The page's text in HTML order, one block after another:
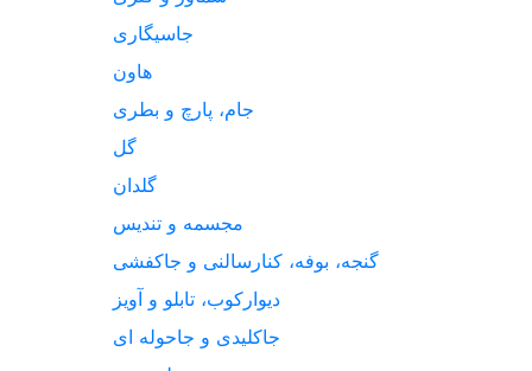
جاسیگاری
هاون
جام، پارچ و بطری
گل
گلدان
مجسمه و تندیس
گنجه، بوفه، کنارسالنی و جاکفشی
دیوارکوب، تابلو و آویز
جاکلیدی و جاحوله ای